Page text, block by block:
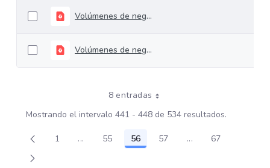
Volúmenes de negociación del 28 de mayo al 01 de junio de 2018
Volúmenes de negociación del 21 de mayo al 25 de mayo de 2018
8 entradas
Mostrando el intervalo 441 - 448 de 534 resultados.
Página
1 ...Páginas intermedias Use TAB para
Página
55 Página
56 Página
57 ...PáginasPágina
67